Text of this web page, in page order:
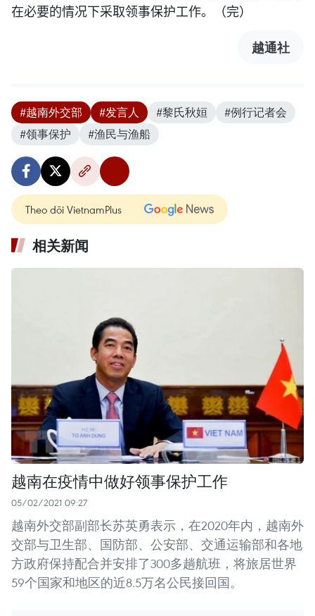
在必要的情况下采取领事保护工作。（完）
越通社
#越南外交部 #发言人 #黎氏秋姮
#例行记者会
#领事保护
#渔民与渔船
Theo dõi VietnamPlus
相关新闻
越南在疫情中做好领事保护工作
05/02/2021 09:27
越南外交部副部长苏英勇表示，在2020年内，越南外
交部与卫生部、国防部、公安部、交通运输部和各地
方政府保持配合并安排了300多趟航班，将旅居世界
59个国家和地区的近8.5万名公民接回国。